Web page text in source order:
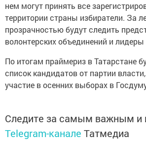
нем могут принять все
территории страны избиратели. За
прозрачностью будут следить
волонтерских объединений и
По итогам праймериз в Татарстане
список кандидатов от партии
участие в осенних выборах в
Следите за самым важным и
Telegram-канале Татмедиа